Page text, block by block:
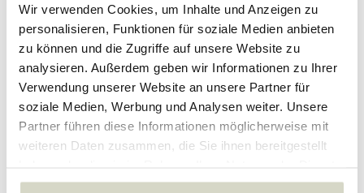
Wir verwenden Cookies, um Inhalte und Anzeigen zu
personalisieren, Funktionen für soziale Medien anbieten
zu können und die Zugriffe auf unsere Website zu
analysieren. Außerdem geben wir Informationen zu Ihrer
Verwendung unserer Website an unsere Partner für
soziale Medien, Werbung und Analysen weiter. Unsere
Partner führen diese Informationen möglicherweise mit
weiteren Daten zusammen, die Sie ihnen bereitgestellt
gesammelt haben.
SALE 25% SALE 25%